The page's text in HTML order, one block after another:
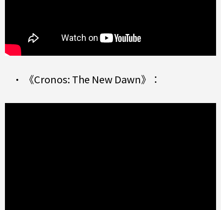
• 《Cronos: The New Dawn》：